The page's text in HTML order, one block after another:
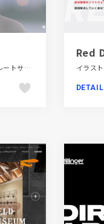
エレガント、グレー系、コーポレートサイト、シンプル、スタイリッシュ、ナチュラル、ファッション・ビューティー、ホワイト系、モーション多め、大きめ写真、施設・店舗サイト
DETAIL